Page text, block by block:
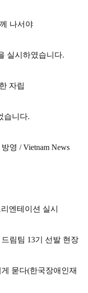
나서야
실시하였습니다.
자립
습니다.
영 / Vietnam News
엔테이션 실시
림팀 13기 선발 현장
묻다(한국장애인재